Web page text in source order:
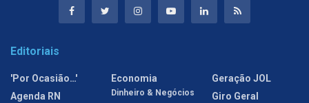
Editoriais
'Por Ocasião…'
Agenda RN
Economia
Dinheiro & Negócios
Geração JOL
Giro Geral